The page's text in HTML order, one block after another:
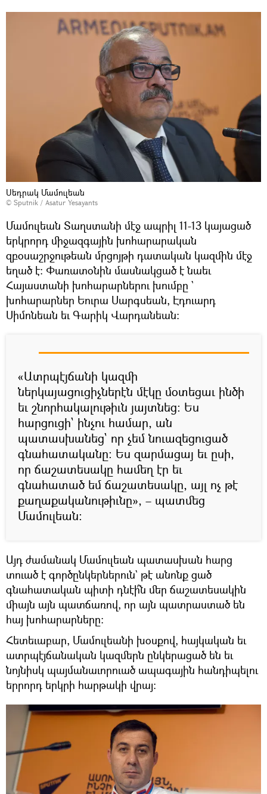
Սեդրակ Մամուլեան
© Sputnik / Asatur Yesayants
Մամուլեան Տաղստանի մէջ ապրիլ 11-13 կայացած
երկրորդ միջազգային խոհարարական
զբօսաշրջութեան մրցոյթի դատական կազմին մէջ
եղած է: Փառատօնին մասնակցած է նաեւ
Հայաստանի խոհարարներու խումբը `
խոհարարներ Եուրա Սարգսեան, Էդուարդ
Սիմոնեան եւ Գարիկ Վարդանեան:
«Ատրպէյճանի կազմի
ներկայացուցիչներէն մէկը մօտեցաւ ինծի
եւ շնորհակալութիւն յայտնեց: Ես
հարցուցի` ինչու համար, ան
պատասխանեց` որ չեմ նուազեցուցած
գնահատականը: Ես զարմացայ եւ ըսի,
որ ճաշատեսակը համեղ էր եւ
գնահատած եմ ճաշատեսակը, այլ ոչ թէ
քաղաքականութիւնը», – պատմեց
Մամուլեան:
Այդ ժամանակ Մամուլեան պատասխան հարց
տուած է գործընկերներուն` թէ անոնք ցած
գնահատական պիտի դնէի՞ն մեր ճաշատեսակին
միայն այն պատճառով, որ այն պատրաստած են
հայ խոհարարները:
Հետեւաբար, Մամուլեանի խօսքով, հայկական եւ
ատրպէյճանական կազմերն ընկերացած են եւ
նոյնիսկ պայմանաւորուած ապագային հանդիպելու
երրորդ երկրի հարթակի վրայ: